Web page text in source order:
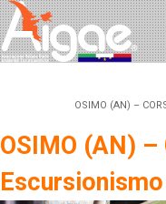
ASSOCIARSI
NORMATIVE
OSIMO (AN) –
OSIMO (AN)